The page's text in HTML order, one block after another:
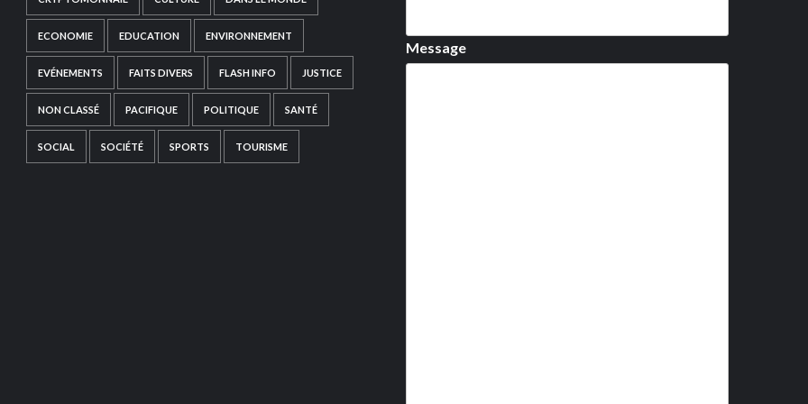
ECONOMIE EDUCATION ENVIRONNEMENT
EVÉNEMENTS FAITS DIVERS FLASH INFO JUSTICE
NON CLASSÉ PACIFIQUE POLITIQUE SANTÉ
SOCIAL SOCIÉTÉ SPORTS TOURISME
Message